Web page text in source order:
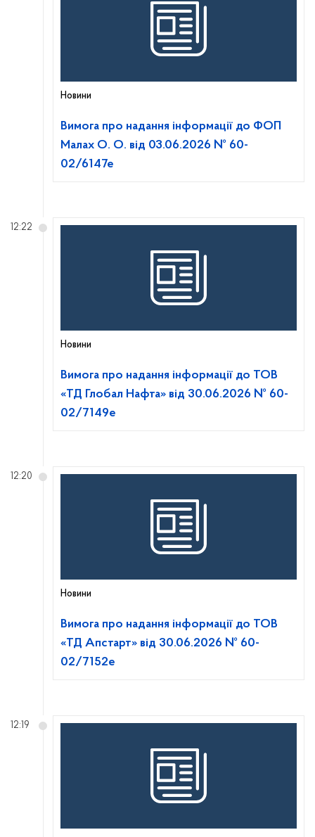
Новини
Вимога про надання інформації до ФОП
Малах О. О. від 03.06.2026 № 60-
02/6147е
Новини
Вимога про надання інформації до ТОВ
«ТД Глобал Нафта» від 30.06.2026 № 60-
02/7149е
12:22
Новини
Вимога про надання інформації до ТОВ
«ТД Апстарт» від 30.06.2026 № 60-
02/7152е
12:20
12:19